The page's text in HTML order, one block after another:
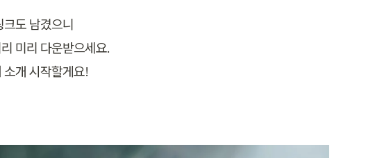
도 남겼으니
미리 다운받으세요.
개 시작할게요!